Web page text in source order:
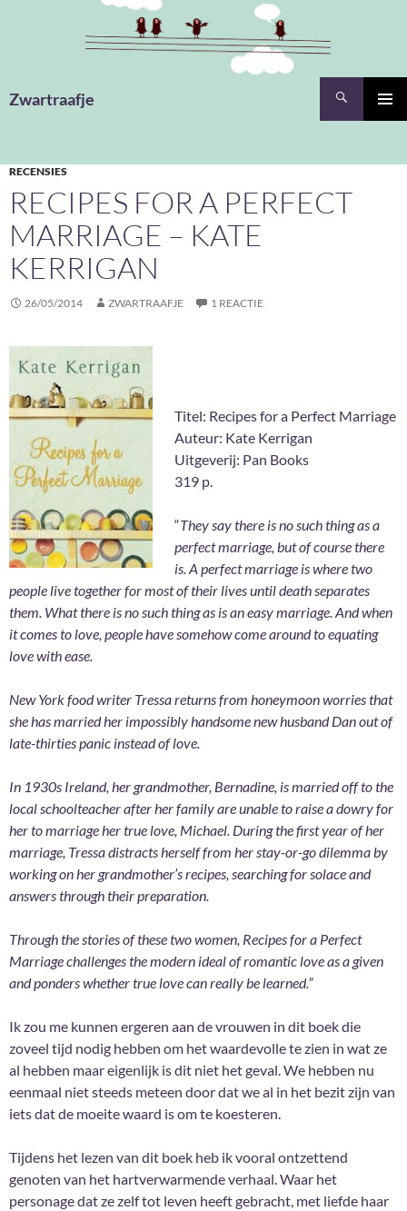
Zwartraafje
RECENSIES
RECIPES FOR A PERFECT
MARRIAGE – KATE
KERRIGAN
26/05/2014 ZWARTRAAFJE 1 REACTIE
Titel: Recipes for a Perfect Marriage
Auteur: Kate Kerrigan
Uitgeverij: Pan Books
319 p.
“They say there is no such thing as a
perfect marriage, but of course there
is. A perfect marriage is where two
people live together for most of their lives until death separates
them. What there is no such thing as is an easy marriage. And when
it comes to love, people have somehow come around to equating
love with ease.
New York food writer Tressa returns from honeymoon worries that
she has married her impossibly handsome new husband Dan out of
late-thirties panic instead of love.
In 1930s Ireland, her grandmother, Bernadine, is married off to the
local schoolteacher after her family are unable to raise a dowry for
her to marriage her true love, Michael. During the first year of her
marriage, Tressa distracts herself from her stay-or-go dilemma by
working on her grandmother’s recipes, searching for solace and
answers through their preparation.
Through the stories of these two women, Recipes for a Perfect
Marriage challenges the modern ideal of romantic love as a given
and ponders whether true love can really be learned.”
Ik zou me kunnen ergeren aan de vrouwen in dit boek die
zoveel tijd nodig hebben om het waardevolle te zien in wat ze
al hebben maar eigenlijk is dit niet het geval. We hebben nu
eenmaal niet steeds meteen door dat we al in het bezit zijn van
iets dat de moeite waard is om te koesteren.
Tijdens het lezen van dit boek heb ik vooral ontzettend
genoten van het hartverwarmende verhaal. Waar het
personage dat ze zelf tot leven heeft gebracht, met liefde haar